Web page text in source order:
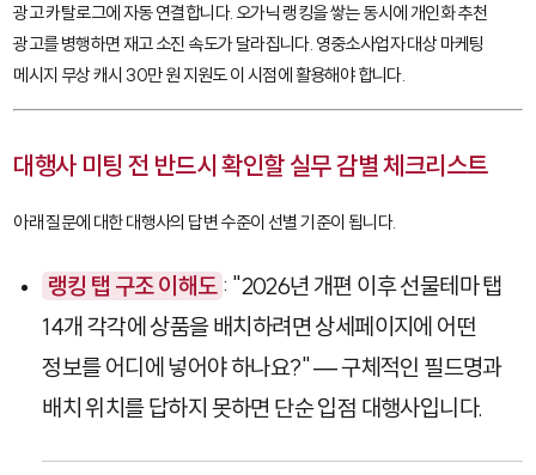
광고 카탈로그에 자동 연결합니다. 오가닉 랭킹을 쌓는 동시에 개인화 추천
광고를 병행하면 재고 소진 속도가 달라집니다. 영중소사업자 대상 마케팅
메시지 무상 캐시 30만 원 지원도 이 시점에 활용해야 합니다.
대행사 미팅 전 반드시 확인할 실무 감별 체크리스트
아래 질문에 대한 대행사의 답변 수준이 선별 기준이 됩니다.
랭킹 탭 구조 이해도 : "2026년 개편 이후 선물테마 탭
14개 각각에 상품을 배치하려면 상세페이지에 어떤
정보를 어디에 넣어야 하나요?" — 구체적인 필드명과
배치 위치를 답하지 못하면 단순 입점 대행사입니다.